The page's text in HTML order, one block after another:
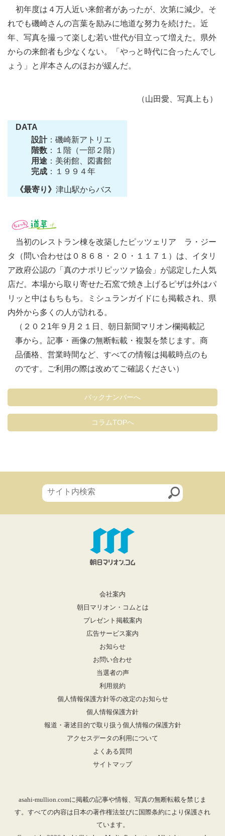
初年度は４万人近い来館者があったが、次第に減少。そ
れでも磯崎さんの言葉を励みに地道な努力を続けた。近
年、写真を撮って楽しむ若い世代が目立って増えた。県外
からの来館者も少なくない。「やっと時代に合ったんでし
ょう」と岸本さんのほおが緩んだ。
（山田愛、写真上も）
DATA
設計：磯崎新アトリエ
階数 ：１階（一部２階）
用途 ：美術館、図書館
完成 ：１９９４年
《最寄り》 津山駅からバス
当初のレストラン棟を改築したピッツェリア ラ・ジー
タ（問い合わせは０８６８・２０・１１７１）は、イタリ
ア政府公認の「真のナポリピッツァ協会」が認定した人気
店だ。本場から取り寄せた石窯で焼き上げるピザは外はパ
リッと中はもちもち。ミシュランガイドにも掲載され、県
内外から多くの人が訪れる。
（２０２1年９月２１日、朝日新聞マリオン欄掲載記
事から。記事・画像の無断転載・複製を禁じます。商
品価格、営業時間など、すべての情報は掲載時点のも
のです。ご利用の際は改めてご確認ください）
バックナンバーへ
コラムTOPへ
会社案内
朝日マリオン・コムとは
プレゼント掲載案内
広告サービス案内
お知らせ
お問い合わせ
当選者の声
利用規約
個人情報保護方針等の改定のお知らせ
個人情報保護方針
報道・著述目的で取り扱う個人情報の保護方針
アクセスデータの利用について
よくある質問
サイトマップ
asahi-mullion.comに掲載の記事や情報、写真の無断転載を禁じま
す。すべての内容は日本の著作権法並びに国際条約により保護され
ています。